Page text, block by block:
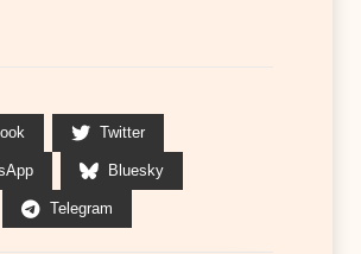
Twitter
Bluesky
Telegram